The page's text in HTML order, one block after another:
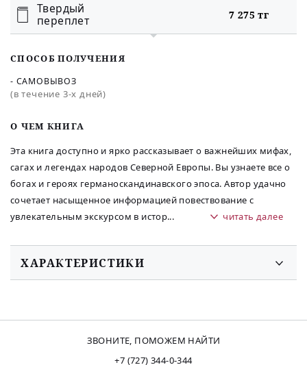
O ЧЕМ КНИГА
Эта книга доступно и ярко рассказывает о важнейших мифах,
сагах и легендах народов Северной Европы. Вы узнаете все о
богах и героях германоскандинавского эпоса. Автор удачно
сочетает насыщенное информацией повествование с
увлекательным экскурсом в истор... читать далее
Твердый
переплет
7 275 тг
СПОСОБ ПОЛУЧЕНИЯ
- САМОВЫВОЗ
(в течение 3-х дней)
ХАРАКТЕРИСТИКИ
ЗВОНИТЕ, ПОМОЖЕМ НАЙТИ
+7 (727) 344-0-344